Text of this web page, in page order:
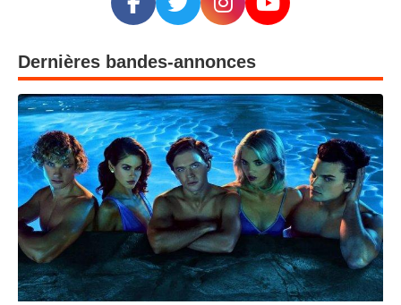
Dernières bandes-annonces